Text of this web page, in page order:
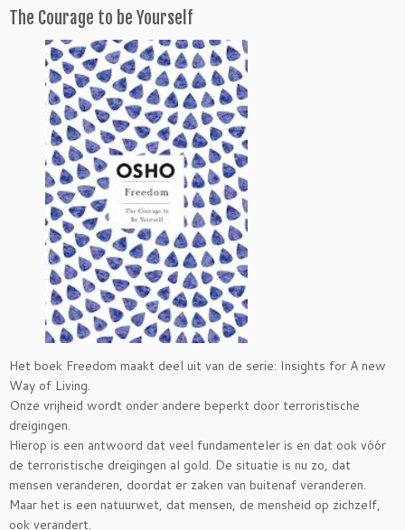
The Courage to be Yourself
Het boek Freedom maakt deel uit van de serie: Insights for A new
Way of Living.
Onze vrijheid wordt onder andere beperkt door terroristische
dreigingen.
Hierop is een antwoord dat veel fundamenteler is en dat ook vóór
de terroristische dreigingen al gold. De situatie is nu zo, dat
mensen veranderen, doordat er zaken van buitenaf veranderen.
Maar het is een natuurwet, dat mensen, de mensheid op zichzelf,
ook verandert.